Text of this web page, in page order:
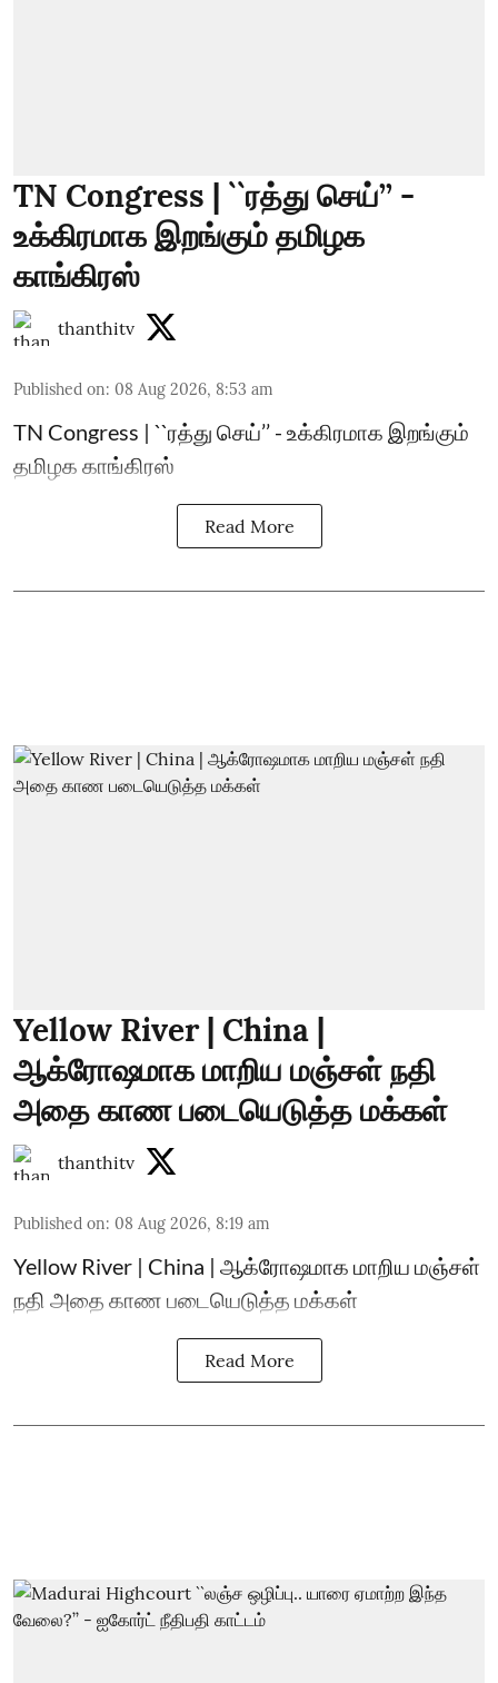
TN Congress | ``ரத்து செய்’’ -
உக்கிரமாக இறங்கும் தமிழக
காங்கிரஸ்
thanthitv
Published on: 08 Aug 2026, 8:53 am
TN Congress | ``ரத்து செய்’’ - உக்கிரமாக இறங்கும்
தமிழக காங்கிரஸ்
Read More
Yellow River | China |
ஆக்ரோஷமாக மாறிய மஞ்சள் நதி
அதை காண படையெடுத்த மக்கள்
thanthitv
Published on: 08 Aug 2026, 8:19 am
Yellow River | China | ஆக்ரோஷமாக மாறிய மஞ்சள்
நதி அதை காண படையெடுத்த மக்கள்
Read More